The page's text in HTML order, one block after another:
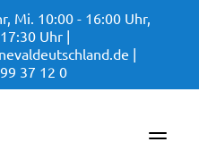
Mi. 10:00 - 16:00 Uhr,
Uhr |
|
37 12 0